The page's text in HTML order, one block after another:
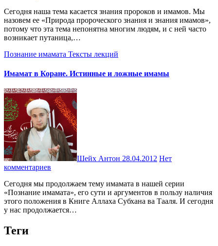
Сегодня наша тема касается знания пророков и имамов. Мы
назовем ее «Природа пророческого знания и знания имамов»,
потому что эта тема непонятна многим людям, и с ней часто
возникает путаница,…
Познание имамата Тексты лекций
Имамат в Коране. Истинные и ложные имамы
Шейх Антон 28.04.2012 Нет
комментариев
Сегодня мы продолжаем тему имамата в нашей серии
«Познание имамата», его сути и аргументов в пользу наличия
этого положения в Книге Аллаха Субхана ва Тааля. И сегодня
у нас продолжается…
Теги